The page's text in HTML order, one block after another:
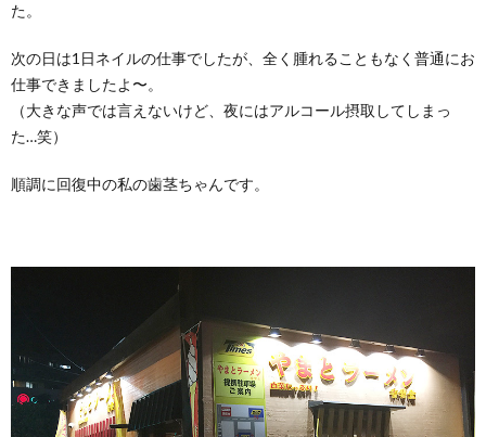
た。
次の日は1日ネイルの仕事でしたが、全く腫れることもなく普通にお
仕事できましたよ〜。
（大きな声では言えないけど、夜にはアルコール摂取してしまっ
た…笑）
順調に回復中の私の歯茎ちゃんです。